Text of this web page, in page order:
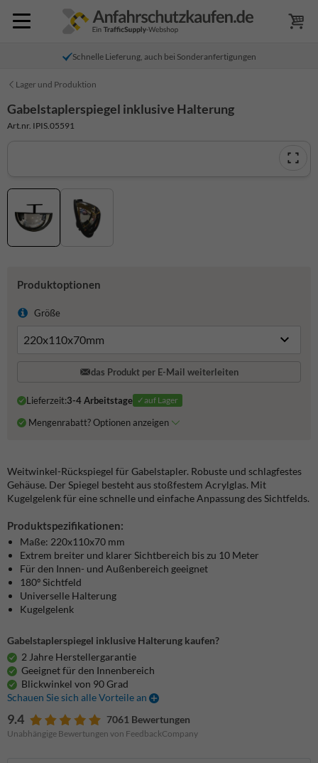
Schnelle Lieferung, auch bei Sonderanfertigungen
Lager und Produktion
Gabelstaplerspiegel inklusive Halterung
Art.nr. IPIS.05591
Produktoptionen
Größe
das Produkt per E-Mail weiterleiten
Lieferzeit:3-4 Arbeitstage ✓auf Lager
Mengenrabatt? Optionen anzeigen
Weitwinkel-Rückspiegel für Gabelstapler. Robuste und schlagfestes
Gehäuse. Der Spiegel besteht aus stoßfestem Acrylglas. Mit
Kugelgelenk für eine schnelle und einfache Anpassung des Sichtfelds.
Produktspezifikationen:
Maße: 220x110x70 mm
Extrem breiter und klarer Sichtbereich bis zu 10 Meter
Für den Innen- und Außenbereich geeignet
180º Sichtfeld
Universelle Halterung
Kugelgelenk
Gabelstaplerspiegel inklusive Halterung kaufen?
2 Jahre Herstellergarantie
Geeignet für den Innenbereich
Blickwinkel von 90 Grad
Schauen Sie sich alle Vorteile an
9.4 7061 Bewertungen
Unabhängige Bewertungen von FeedbackCompany